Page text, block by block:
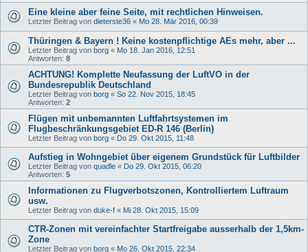
Eine kleine aber feine Seite, mit rechtlichen Hinweisen.
Letzter Beitrag von dieterste36 « Mo 28. Mär 2016, 00:39
Thüringen & Bayern ! Keine kostenpflichtige AEs mehr, aber ...
Letzter Beitrag von borg « Mo 18. Jan 2016, 12:51
Antworten: 8
ACHTUNG! Komplette Neufassung der LuftVO in der
Bundesrepublik Deutschland
Letzter Beitrag von borg « So 22. Nov 2015, 18:45
Antworten: 2
Flügen mit unbemannten Luftfahrtsystemen im
Flugbeschränkungsgebiet ED-R 146 (Berlin)
Letzter Beitrag von borg « Do 29. Okt 2015, 11:48
Aufstieg in Wohngebiet über eigenem Grundstück für Luftbilder
Letzter Beitrag von quadle « Do 29. Okt 2015, 06:20
Antworten: 5
Informationen zu Flugverbotszonen, Kontrolliertem Luftraum
usw.
Letzter Beitrag von duke-f « Mi 28. Okt 2015, 15:09
CTR-Zonen mit vereinfachter Startfreigabe ausserhalb der 1,5km-
Zone
Letzter Beitrag von borg « Mo 26. Okt 2015, 22:34